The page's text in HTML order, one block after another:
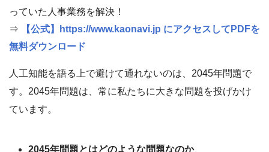
っていた人事業務を解決！
⇒
【公式】https://www.kaonavi.jp にアクセスしてPDFを
無料ダウンロード
人工知能を語る上で避けて通れないのは、2045年問題で
す。2045年問題は、常に私たちに大きな問題を投げかけ
ています。
2045年問題とはどのような問題なのか